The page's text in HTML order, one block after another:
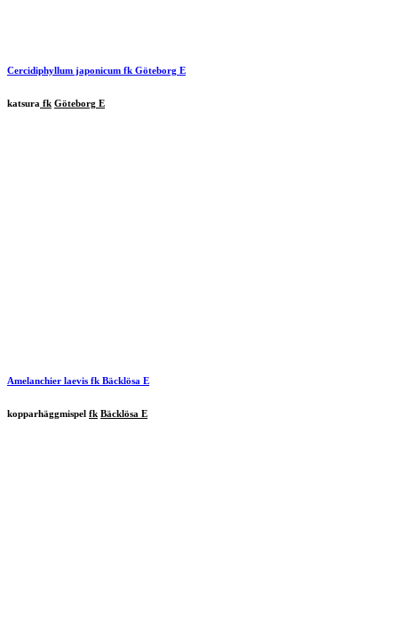
Cercidiphyllum japonicum fk Göteborg E
katsura fk Göteborg E
Amelanchier laevis fk Bäcklösa E
kopparhäggmispel fk Bäcklösa E